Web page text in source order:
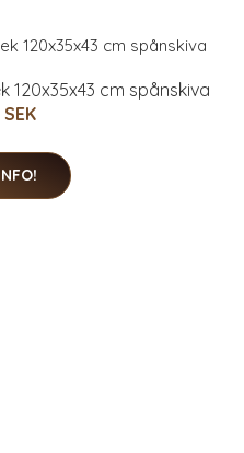
120x35x43 cm spånskiva